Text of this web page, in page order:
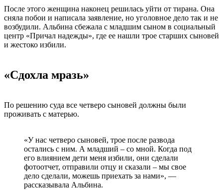
После этого женщина наконец решилась уйти от тирана. Она
сняла побои и написала заявление, но уголовное дело так и не
возбудили. Альбина сбежала с младшим сыном в социальный
центр «Причал надежды», где ее нашли трое старших сыновей
и жестоко избили.
«Сдохла мразь»
По решению суда все четверо сыновей должны были
проживать с матерью.
«У нас четверо сыновей, трое после развода
остались с ним. А младший – со мной. Когда под
его влиянием дети меня избили, они сделали
фотоотчет, отправили отцу и сказали – мы свое
дело сделали, можешь приехать за нами», —
рассказывала Альбина.